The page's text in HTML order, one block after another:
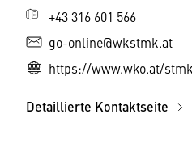
+43 316 601 566
go-online@wkstmk.at
https://www.wko.at/
Detaillierte Kontaktseite